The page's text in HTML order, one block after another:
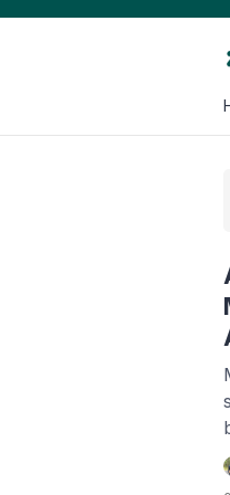
Masa Depan melalui